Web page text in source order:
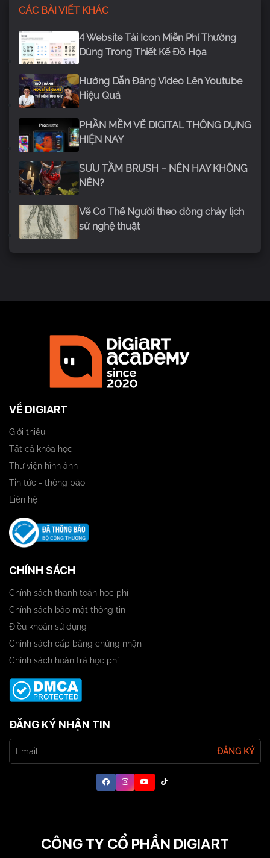
CÁC BÀI VIẾT KHÁC
4 Website Tải Icon Miễn Phí Thường
Dùng Trong Thiết Kế Đồ Họa
Hướng Dẫn Đăng Video Lên Youtube
Hiệu Quả
PHẦN MỀM VẼ DIGITAL THÔNG DỤNG
HIỆN NAY
SƯU TẦM BRUSH – NÊN HAY KHÔNG
NÊN?
Vẽ Cơ Thể Người theo dòng chảy lịch
sử nghệ thuật
VỀ DIGIART
Giới thiệu
Tất cả khóa học
Thư viện hình ảnh
Tin tức - thông báo
Liên hệ
CHÍNH SÁCH
Chính sách thanh toán học phí
Chính sách bảo mật thông tin
Điều khoản sử dụng
Chính sách cấp bằng chứng nhận
Chính sách hoàn trả học phí
ĐĂNG KÝ NHẬN TIN
ĐĂNG KÝ
CÔNG TY CỔ PHẦN DIGIART